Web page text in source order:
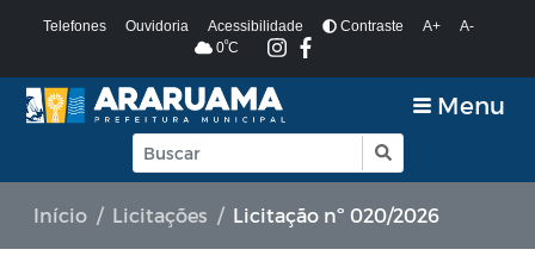
Telefones Ouvidoria Acessibilidade Contraste A+
A-
0ºC
Menu
Início Licitações Licitação nº 020/2026